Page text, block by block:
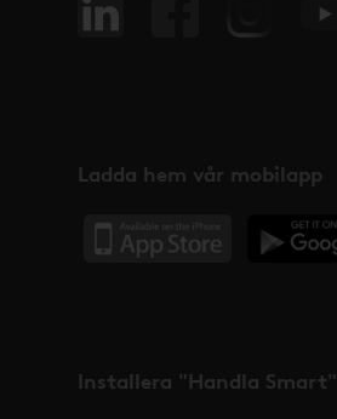
Ladda hem vår mobilapp
Installera "Handla Smart"